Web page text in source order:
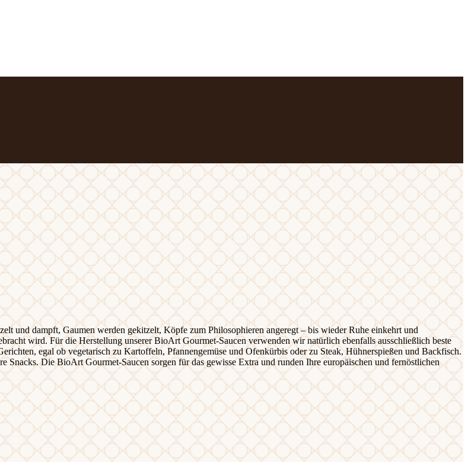
und dampft, Gaumen werden gekitzelt, Köpfe zum Philosophieren angeregt – bis wieder Ruhe einkehrt und
wird. Für die Herstellung unserer BioArt Gourmet-Saucen verwenden wir natürlich ebenfalls ausschließlich beste
egal ob vegetarisch zu Kartoffeln, Pfannengemüse und Ofenkürbis oder zu Steak, Hühnerspießen und Backfisch.
Die BioArt Gourmet-Saucen sorgen für das gewisse Extra und runden Ihre europäischen und fernöstlichen